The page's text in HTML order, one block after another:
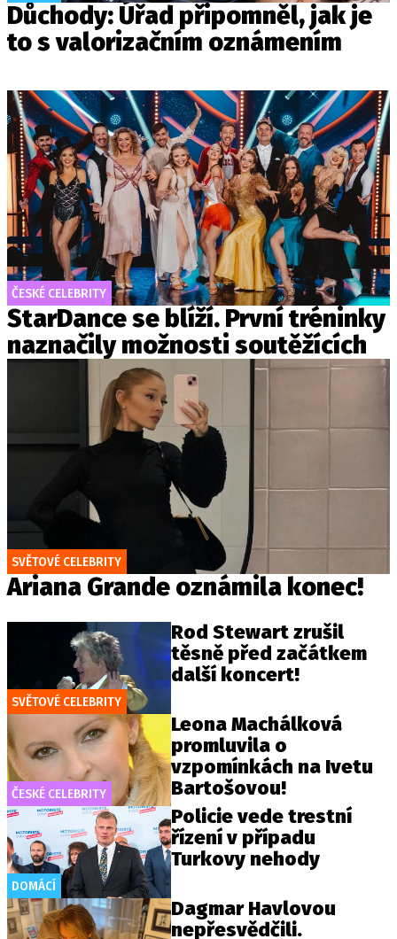
Důchody: Úřad připomněl, jak je
to s valorizačním oznámením
ČESKÉ CELEBRITY
StarDance se blíží. První tréninky
naznačily možnosti soutěžících
SVĚTOVÉ CELEBRITY
Ariana Grande oznámila konec!
SVĚTOVÉ CELEBRITY
Rod Stewart zrušil
těsně před začátkem
další koncert!
ČESKÉ CELEBRITY
Leona Machálková
promluvila o
vzpomínkách na Ivetu
Bartošovou!
DOMÁCÍ
Policie vede trestní
řízení v případu
Turkovy nehody
Dagmar Havlovou
nepřesvědčili.